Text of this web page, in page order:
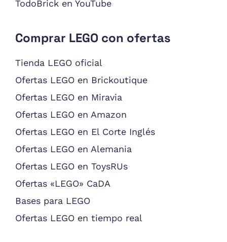
TodoBrick en YouTube
Comprar LEGO con ofertas
Tienda LEGO oficial
Ofertas LEGO en Brickoutique
Ofertas LEGO en Miravia
Ofertas LEGO en Amazon
Ofertas LEGO en El Corte Inglés
Ofertas LEGO en Alemania
Ofertas LEGO en ToysRUs
Ofertas «LEGO» CaDA
Bases para LEGO
Ofertas LEGO en tiempo real